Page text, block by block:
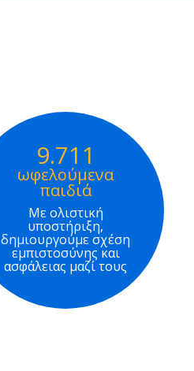
9.711
ωφελούμενα
παιδιά
Με ολιστική
υποστήριξη,
δημιουργούμε σχέση
εμπιστοσύνης και
ασφάλειας μαζί τους